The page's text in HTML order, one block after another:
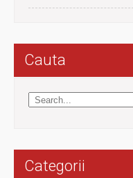
Cauta
Categorii